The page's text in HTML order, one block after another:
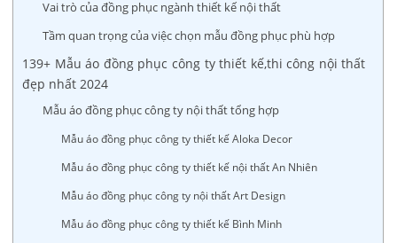
Vai trò của đồng phục ngành thiết kế nội thất
Tầm quan trọng của việc chọn mẫu đồng phục phù hợp
139+ Mẫu áo đồng phục công ty thiết kế,thi công nội thất
đẹp nhất 2024
Mẫu áo đồng phục công ty nội thất tổng hợp
Mẫu áo đồng phục công ty thiết kế Aloka Decor
Mẫu áo đồng phục công ty thiết kế nội thất An Nhiên
Mẫu áo đồng phục công ty nội thất Art Design
Mẫu áo đồng phục công ty thiết kế Bình Minh